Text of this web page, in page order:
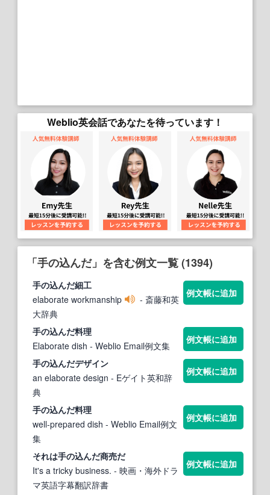
Weblio英会話であなたを待っています！
「手の込んだ」を含む例文一覧 (1394)
手の込んだ細工
elaborate workmanship
- 斎藤和英
大辞典
例文帳に追加
手の込んだ料理
Elaborate dish - Weblio Email例文集
例文帳に追加
手の込んだデザイン
an elaborate design - Eゲイト英和辞
典
例文帳に追加
手の込んだ料理
well-prepared dish - Weblio Email例文
集
例文帳に追加
それは手の込んだ商売だ
It's a tricky business. - 映画・海外ドラ
マ英語字幕翻訳辞書
例文帳に追加